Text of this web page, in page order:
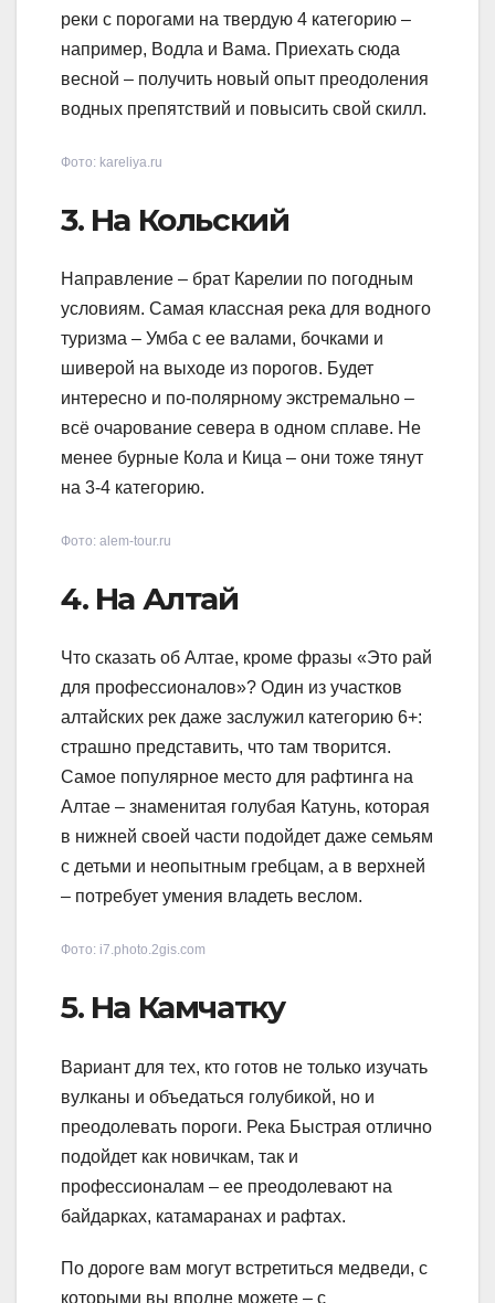
реки с порогами на твердую 4 категорию –
например, Водла и Вама. Приехать сюда
весной – получить новый опыт преодоления
водных препятствий и повысить свой скилл.
Фото: kareliya.ru
3. На Кольский
Направление – брат Карелии по погодным
условиям. Самая классная река для водного
туризма – Умба с ее валами, бочками и
шиверой на выходе из порогов. Будет
интересно и по-полярному экстремально –
всё очарование севера в одном сплаве. Не
менее бурные Кола и Кица – они тоже тянут
на 3-4 категорию.
Фото: alem-tour.ru
4. На Алтай
Что сказать об Алтае, кроме фразы «Это рай
для профессионалов»? Один из участков
алтайских рек даже заслужил категорию 6+:
страшно представить, что там творится.
Самое популярное место для рафтинга на
Алтае – знаменитая голубая Катунь, которая
в нижней своей части подойдет даже семьям
с детьми и неопытным гребцам, а в верхней
– потребует умения владеть веслом.
Фото: i7.photo.2gis.com
5. На Камчатку
Вариант для тех, кто готов не только изучать
вулканы и объедаться голубикой, но и
преодолевать пороги. Река Быстрая отлично
подойдет как новичкам, так и
профессионалам – ее преодолевают на
байдарках, катамаранах и рафтах.
По дороге вам могут встретиться медведи, с
которыми вы вполне можете – с